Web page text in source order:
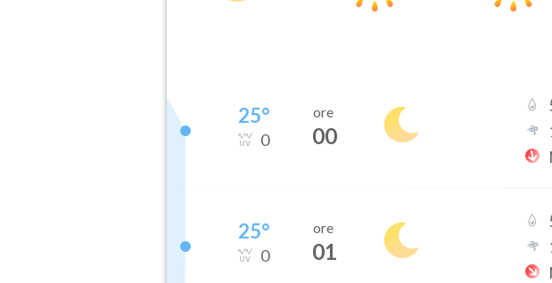
25°
0
ore
00
25°
0
ore
01